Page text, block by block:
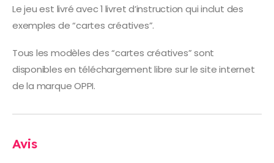
Le jeu est livré avec 1 livret d’instruction qui inclut des
exemples de “cartes créatives”.
Tous les modèles des “cartes créatives” sont
disponibles en téléchargement libre sur le site internet
de la marque OPPI.
Avis